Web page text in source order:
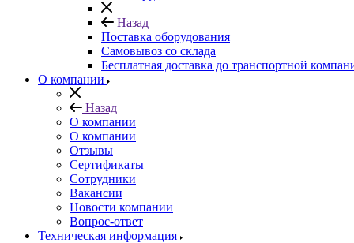
Назад
Поставка оборудования
Самовывоз со склада
Бесплатная доставка до транспортной
О компании
Назад
О компании
О компании
Отзывы
Сертификаты
Сотрудники
Вакансии
Новости компании
Вопрос-ответ
Техническая информация